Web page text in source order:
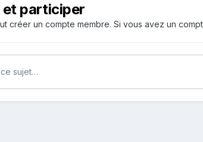
et participer
créer un compte membre. Si vous avez un
sujet…